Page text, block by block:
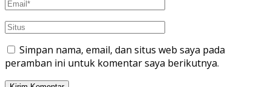
Simpan nama, email, dan situs web saya pada
peramban ini untuk komentar saya berikutnya.